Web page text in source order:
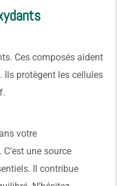
Ces composés aident
Ils protègent les cellules
votre
une source
Il contribue